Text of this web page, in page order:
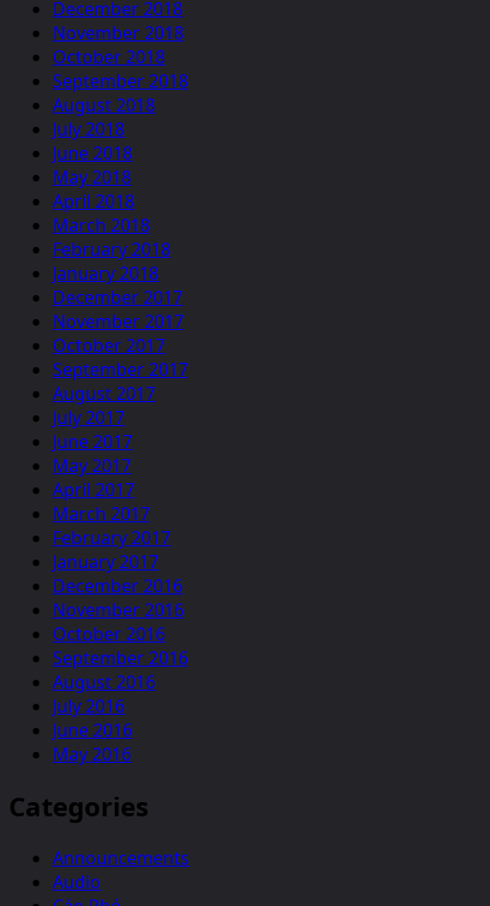
December 2018
November 2018
October 2018
September 2018
August 2018
July 2018
June 2018
May 2018
April 2018
March 2018
February 2018
January 2018
December 2017
November 2017
October 2017
September 2017
August 2017
July 2017
June 2017
May 2017
April 2017
March 2017
February 2017
January 2017
December 2016
November 2016
October 2016
September 2016
August 2016
July 2016
June 2016
May 2016
Categories
Announcements
Audio